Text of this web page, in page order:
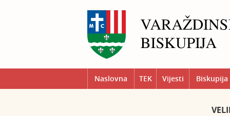
Naslovna TEK Vijesti Biskupija